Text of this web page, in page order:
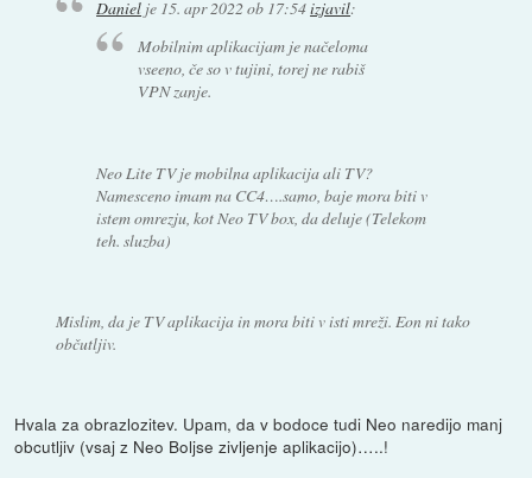
Daniel je 15. apr 2022 ob 17:54izjavil:
Mobilnim aplikacijam je načeloma
vseeno, če so v tujini, torej ne rabiš
VPN zanje.
Neo Lite TV je mobilna aplikacija ali TV?
Namesceno imam na CC4….samo, baje mora biti v
istem omrezju, kot Neo TV box, da deluje (Telekom
teh. sluzba)
Mislim, da je TV aplikacija in mora biti v isti mreži. Eon ni tako
občutljiv.
Hvala za obrazlozitev. Upam, da v bodoce tudi Neo naredijo manj
obcutljiv (vsaj z Neo Boljse zivljenje aplikacijo)…..!